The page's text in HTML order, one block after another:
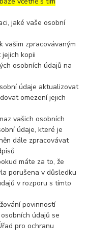
jaké vaše osobní
vašim zpracovávaným
kopii
osobních údajů na
údaje aktualizovat
omezení jejich
vašich osobních
údaje, které je
dále zpracovávat
máte za to, že
porušena v důsledku
v rozporu s tímto
povinností
údajů se
pro ochranu